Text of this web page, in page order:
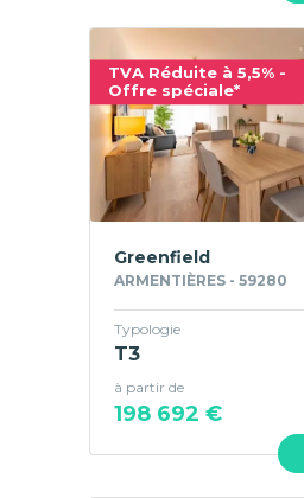
TVA Réduite à 5,5% -
Offre spéciale*
Greenfield
ARMENTIÈRES - 59280
Typologie
T3
à partir de
198 692 €